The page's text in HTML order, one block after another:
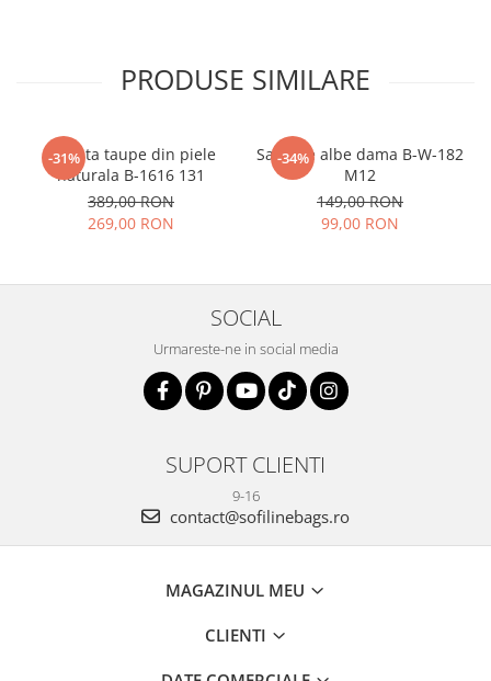
PRODUSE SIMILARE
-31%
Geanta taupe din piele
naturala B-1616 131
389,00 RON
269,00 RON
-34%
Sandale albe dama B-W-182
M12
149,00 RON
99,00 RON
SOCIAL
Urmareste-ne in social media
SUPORT CLIENTI
9-16
contact@sofilinebags.ro
MAGAZINUL MEU
CLIENTI